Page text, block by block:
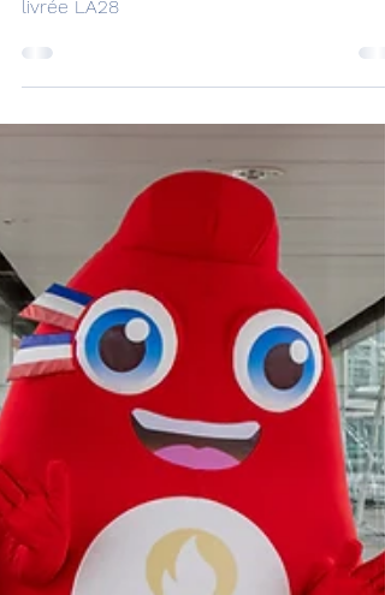
Delta célèbre le retour de la Team USA et
du drapeau olympique à bord de la